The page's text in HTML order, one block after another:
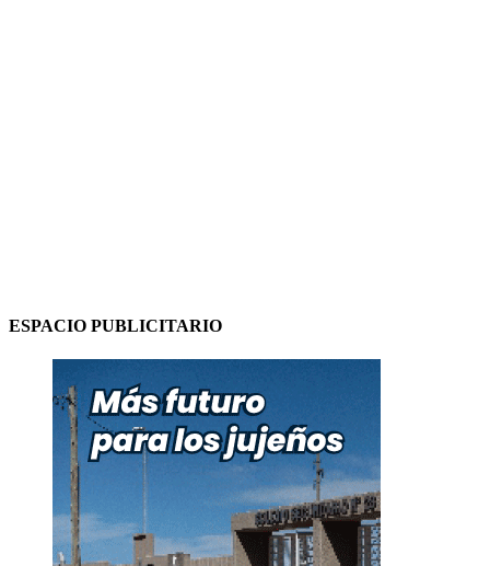
ESPACIO PUBLICITARIO